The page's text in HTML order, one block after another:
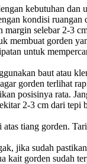
kebutuhan
kondisi ruangan
margin selebar 2-3
membuat gorden
untuk
baut atau
gorden terlihat
posisinya rata.
2-3 cm dari
tiang gorden.
jika sudah
kait gorden sudah